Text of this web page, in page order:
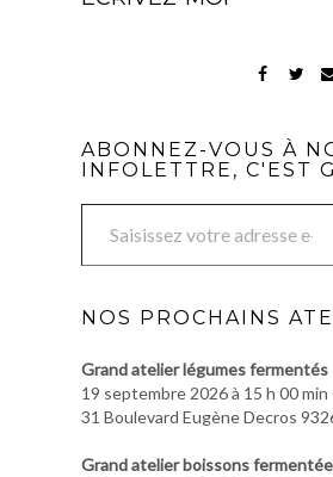
ABONNEZ-VOUS À
INFOLETTRE, C'EST
Saisissez votre adresse e-mail…
NOS PROCHAINS
Grand atelier légumes fermentés
19 septembre 2026 à 15 h 00 min
31 Boulevard Eugène Decros
Grand atelier boissons